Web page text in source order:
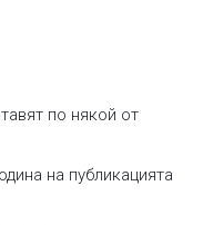
по някой от
на публикацията